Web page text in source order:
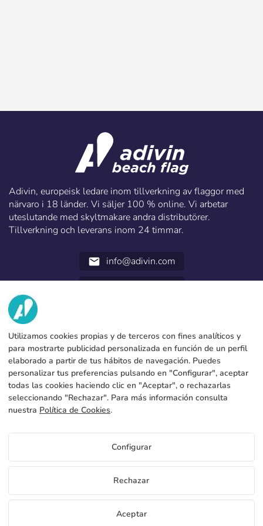
Priser Single Fly Banner Flagpoles
Om du vill veta priserna Single Fly Banner Flagpoles få tillgång
Se pris för distributörer
Adivin, europeisk ledare inom tillverkning av flaggor med
närvaro i 18 länder. Vi säljer 100 % online. Vi arbetar
uteslutande med skyltmakare andra distributörer.
Tillverkning och leverans inom 24 timmar.
email info@adivin.com
VI
Fabrik
Kontakt
Blog
TJÄNSTER
Betalningsmetoder
Produktion och frakt
FAQs
JURIDISKA UPPGIFTER
Juridiskt meddelande
Allmänna bestämmelser och villkor
Policy för cookies
Integritetspolicy
SE
C/ Generación 46-48 P.I. La Huertecilla 29196 Málaga Schweiz | S.A CIF
Utilizamos cookies propias y de terceros con fines analíticos y
para mostrarte publicidad personalizada en función de un perfil
elaborado a partir de tus hábitos de navegación. Puedes
personalizar tus preferencias pulsando en "Configurar", aceptar
todas las cookies haciendo clic en "Aceptar", o rechazarlas
seleccionando "Rechazar". Para más información consulta
nuestra Política de Cookies.
Configurar
Rechazar
Aceptar